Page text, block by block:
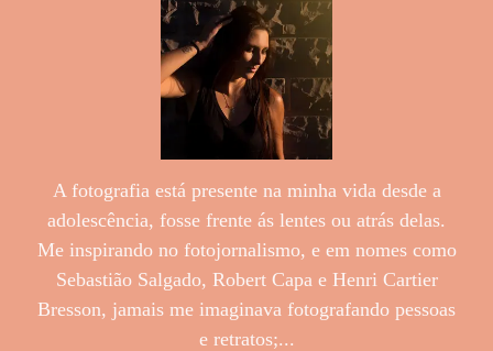
A fotografia está presente na minha vida desde a
adolescência, fosse frente ás lentes ou atrás delas.
Me inspirando no fotojornalismo, e em nomes como
Sebastião Salgado, Robert Capa e Henri Cartier
Bresson, jamais me imaginava fotografando pessoas
e retratos;...